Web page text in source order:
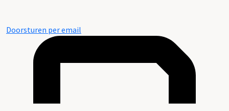
Doorsturen per email